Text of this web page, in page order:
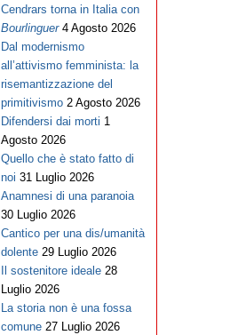
Cendrars torna in Italia con
Bourlinguer 4 Agosto 2026
Dal modernismo
all’attivismo femminista: la
risemantizzazione del
primitivismo 2 Agosto 2026
Difendersi dai morti 1
Agosto 2026
Quello che è stato fatto di
noi 31 Luglio 2026
Anamnesi di una paranoia
30 Luglio 2026
Cantico per una dis/umanità
dolente 29 Luglio 2026
Il sostenitore ideale 28
Luglio 2026
La storia non è una fossa
comune 27 Luglio 2026